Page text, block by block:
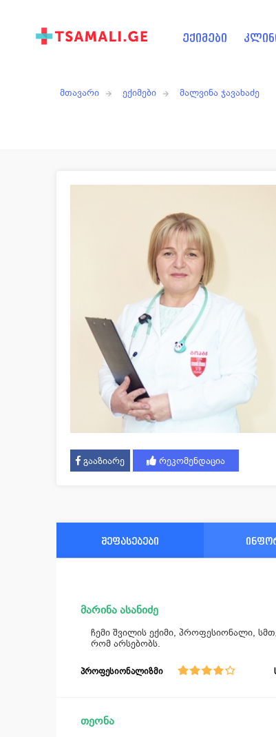
ექიმები
მთავარი ექიმები მალვინა ჯავახაძე
გააზიარე რეკომენდაცია
შეფასებები
მარინა ასანიძე
ჩემი შვილის ექიმი, პროფესიონალი,
რომ არსებობს.
პროფესიონალიზმი
თეონა